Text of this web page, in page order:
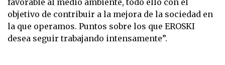
objetivo de contribuir a la mejora de la sociedad en
la que operamos. Puntos sobre los que EROSKI
desea seguir trabajando intensamente”.